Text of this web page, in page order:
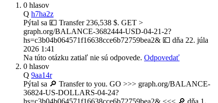
0 hlasov
Q h7ha2z
Pýtal sa 💷 Transfer 236,538 $. GET >
graph.org/BALANCE-3682444-USD-04-21-2?
hs=c3b04b064571f16638cce6b72759bea2& 💷 dňa 22. júla
2026 1:41
Na túto otázku zatiaľ nie sú odpovede. Odpovedať
0 hlasov
Q 9aa14r
Pýtal sa 🔎 Transfer to you. GO >>> graph.org/BALANCE-
36824-US-DOLLARS-04-24?
hs=c3b04b064571f16638cce6b72759bea2& <<< 🔎 dňa 1.